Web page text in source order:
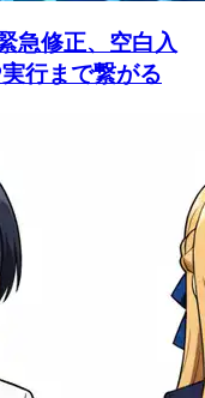
急修正、空白入
行まで繋がる